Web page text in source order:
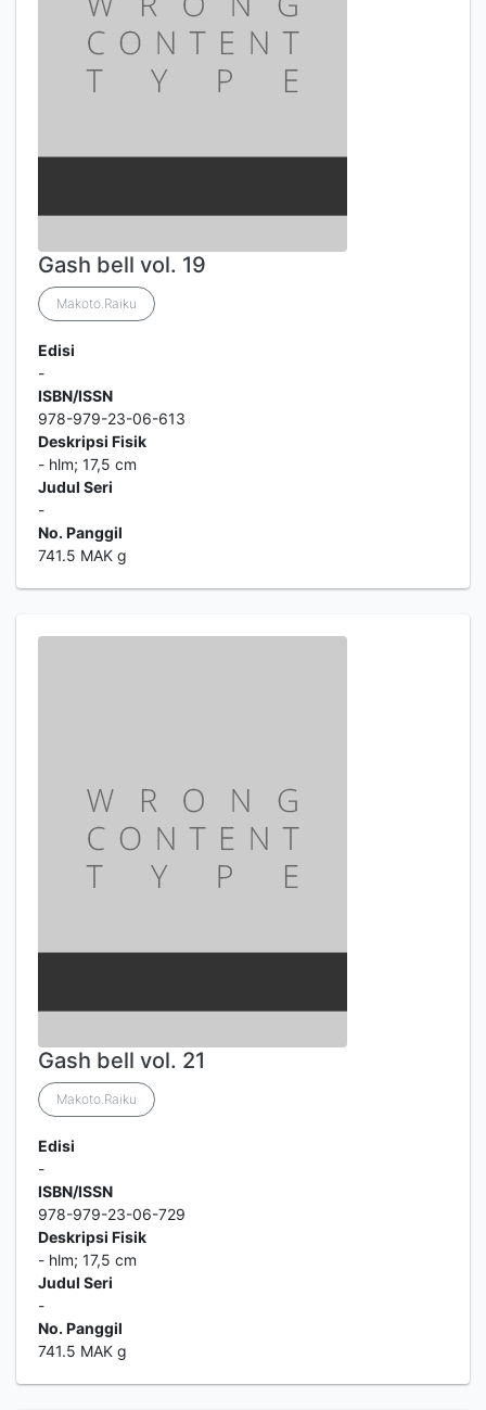
Gash bell vol. 19
Makoto.Raiku
Edisi
-
ISBN/ISSN
978-979-23-06-613
Deskripsi Fisik
- hlm; 17,5 cm
Judul Seri
-
No. Panggil
741.5 MAK g
Gash bell vol. 21
Makoto.Raiku
Edisi
-
ISBN/ISSN
978-979-23-06-729
Deskripsi Fisik
- hlm; 17,5 cm
Judul Seri
-
No. Panggil
741.5 MAK g